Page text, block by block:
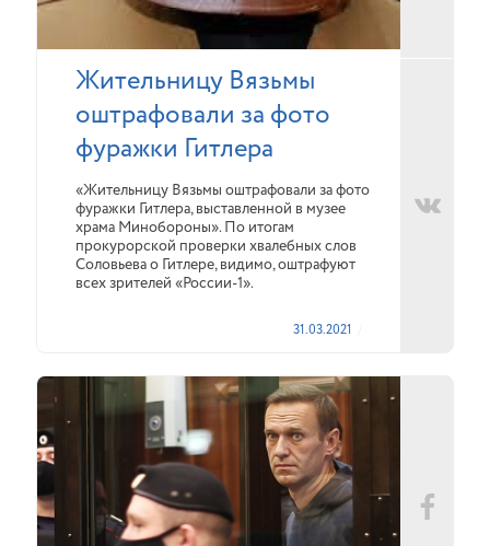
Жительницу Вязьмы
оштрафовали за фото
фуражки Гитлера
«Жительницу Вязьмы оштрафовали за фото
фуражки Гитлера, выставленной в музее
храма Минобороны». По итогам
прокурорской проверки хвалебных слов
Соловьева о Гитлере, видимо, оштрафуют
всех зрителей «России-1».
31.03.2021